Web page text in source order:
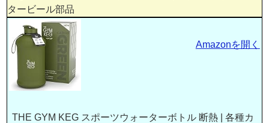
タービール部品
THE GYM KEG スポーツウォーターボトル 断熱 | 各種カ
Amazonを開く